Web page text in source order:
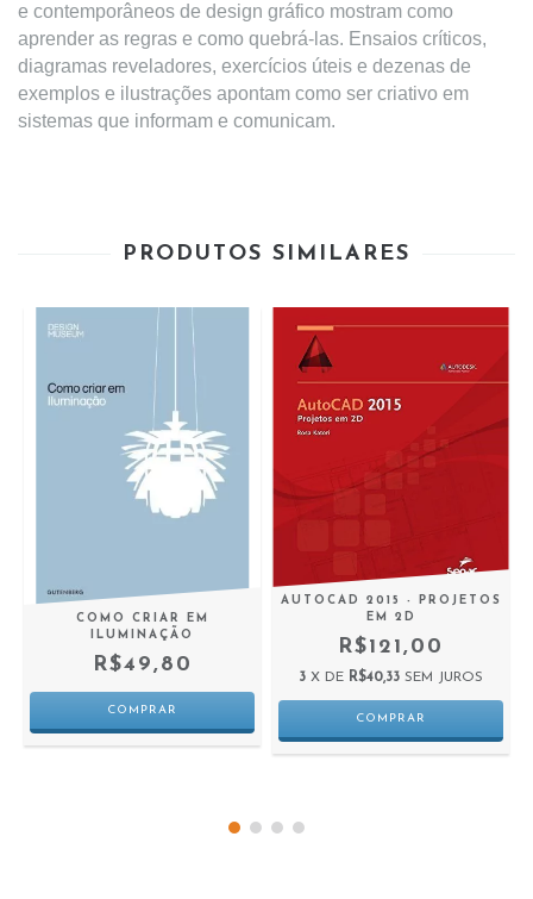
e contemporâneos de design gráfico mostram como
aprender as regras e como quebrá-las. Ensaios críticos,
diagramas reveladores, exercícios úteis e dezenas de
exemplos e ilustrações apontam como ser criativo em
sistemas que informam e comunicam.
PRODUTOS SIMILARES
COMO CRIAR EM
ILUMINAÇÃO
R$49,80
AUTOCAD 2015 - PROJETOS
EM 2D
R$121,00
3 X DE R$40,33 SEM JUROS